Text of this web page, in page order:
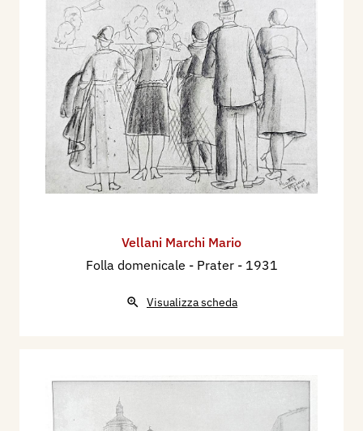
Vellani Marchi Mario
Folla domenicale - Prater - 1931
Visualizza scheda